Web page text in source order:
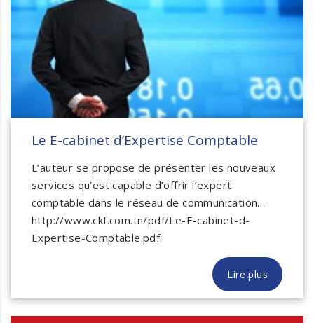
Le E-cabinet d’Expertise Comptable
L’auteur se propose de présenter les nouveaux
services qu’est capable d’offrir l’expert
comptable dans le réseau de communication…
http://www.ckf.com.tn/pdf/Le-E-cabinet-d-
Expertise-Comptable.pdf
Lire plus